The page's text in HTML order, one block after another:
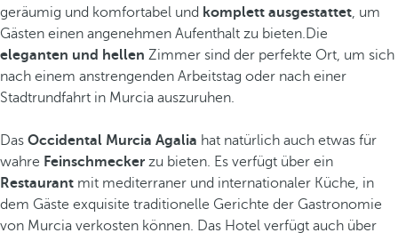
geräumig und komfortabel und komplett ausgestattet, um
Gästen einen angenehmen Aufenthalt zu bieten.Die
eleganten und hellen Zimmer sind der perfekte Ort, um sich
nach einem anstrengenden Arbeitstag oder nach einer
Stadtrundfahrt in Murcia auszuruhen.
Das Occidental Murcia Agalia hat natürlich auch etwas für
wahre Feinschmecker zu bieten. Es verfügt über ein
Restaurant mit mediterraner und internationaler Küche, in
dem Gäste exquisite traditionelle Gerichte der Gastronomie
von Murcia verkosten können. Das Hotel verfügt auch über